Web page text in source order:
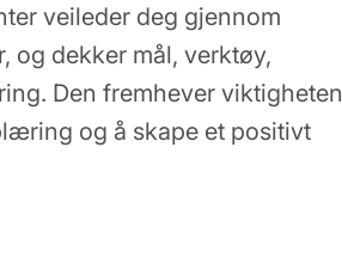
veileder deg gjennom
og dekker mål, verktøy,
Den fremhever viktigheten
og å skape et positivt